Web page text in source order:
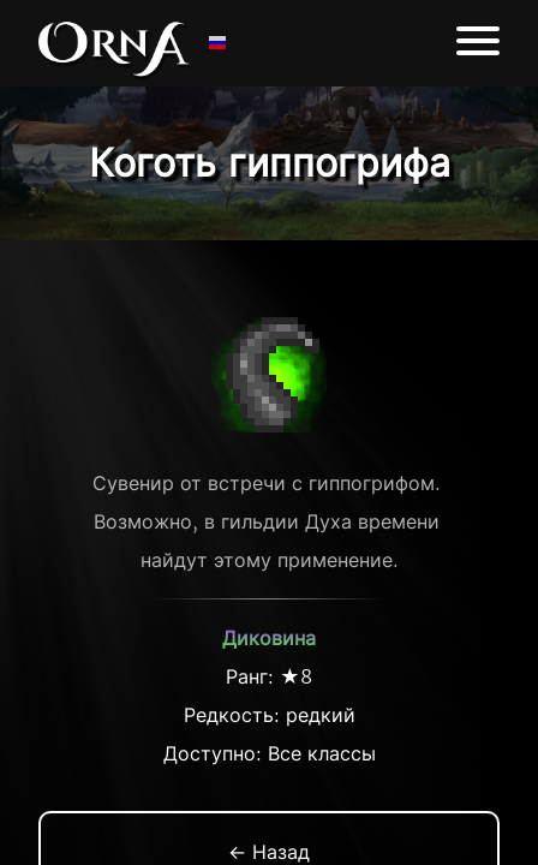
Коготь гиппогрифа
Сувенир от встречи с гиппогрифом.
Возможно, в гильдии Духа времени
найдут этому применение.
Диковина
Ранг: ★8
Редкость: редкий
Доступно: Все классы
← Назад